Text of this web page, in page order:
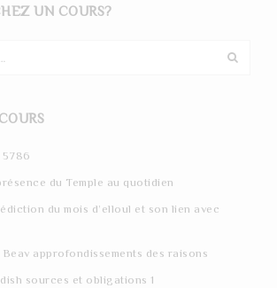
UN COURS?
5786
du Temple au quotidien
du mois d’elloul et son lien avec
approfondissements des raisons
sources et obligations 1